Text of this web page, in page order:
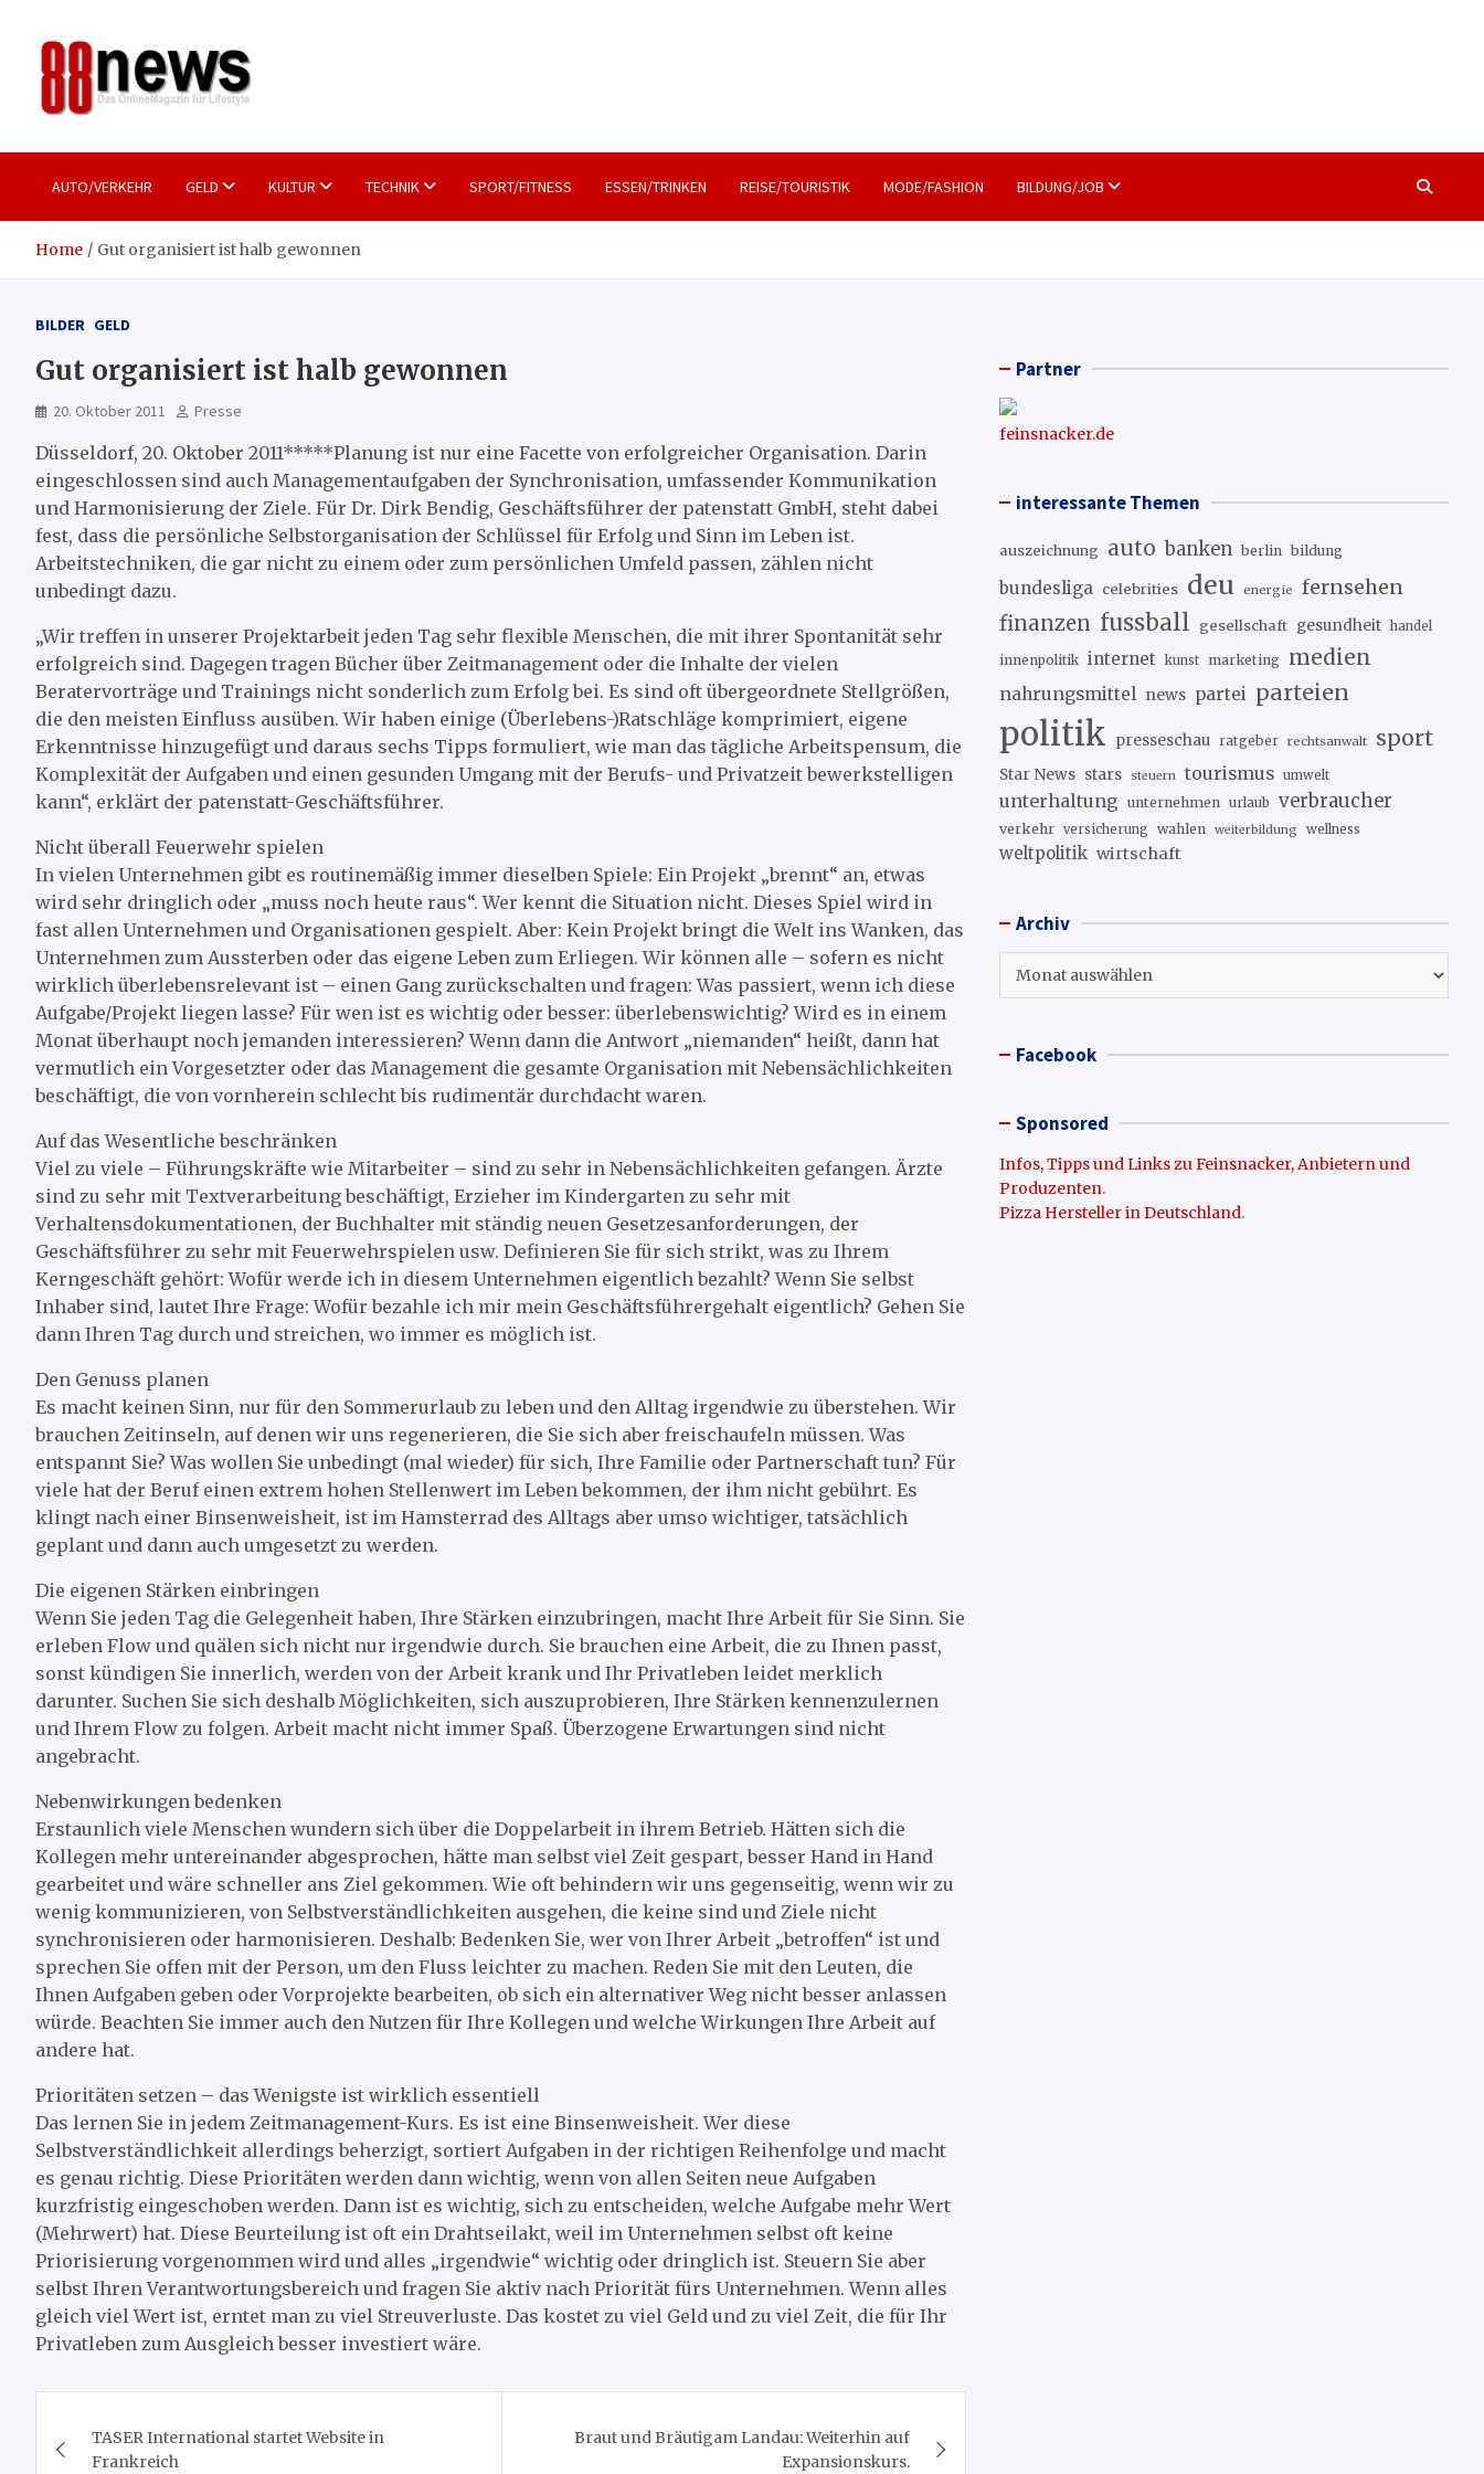
AUTO/VERKEHR GELD KULTUR TECHNIK SPORT/FITNESS ESSEN/TRINKEN REISE/TOURISTIK MODE/FASHION BILDUNG/JOB
Home Gut organisiert ist halb gewonnen
BILDER GELD
Gut organisiert ist halb gewonnen
20. Oktober 2011 Presse
Düsseldorf, 20. Oktober 2011*****Planung ist nur eine Facette von erfolgreicher Organisation. Darin
eingeschlossen sind auch Managementaufgaben der Synchronisation, umfassender Kommunikation
und Harmonisierung der Ziele. Für Dr. Dirk Bendig, Geschäftsführer der patenstatt GmbH, steht dabei
fest, dass die persönliche Selbstorganisation der Schlüssel für Erfolg und Sinn im Leben ist.
Arbeitstechniken, die gar nicht zu einem oder zum persönlichen Umfeld passen, zählen nicht
unbedingt dazu.
„Wir treffen in unserer Projektarbeit jeden Tag sehr flexible Menschen, die mit ihrer Spontanität sehr
erfolgreich sind. Dagegen tragen Bücher über Zeitmanagement oder die Inhalte der vielen
Beratervorträge und Trainings nicht sonderlich zum Erfolg bei. Es sind oft übergeordnete Stellgrößen,
die den meisten Einfluss ausüben. Wir haben einige (Überlebens-)Ratschläge komprimiert, eigene
Erkenntnisse hinzugefügt und daraus sechs Tipps formuliert, wie man das tägliche Arbeitspensum, die
Komplexität der Aufgaben und einen gesunden Umgang mit der Berufs- und Privatzeit bewerkstelligen
kann“, erklärt der patenstatt-Geschäftsführer.
Nicht überall Feuerwehr spielen
In vielen Unternehmen gibt es routinemäßig immer dieselben Spiele: Ein Projekt „brennt“ an, etwas
wird sehr dringlich oder „muss noch heute raus“. Wer kennt die Situation nicht. Dieses Spiel wird in
fast allen Unternehmen und Organisationen gespielt. Aber: Kein Projekt bringt die Welt ins Wanken, das
Unternehmen zum Aussterben oder das eigene Leben zum Erliegen. Wir können alle – sofern es nicht
wirklich überlebensrelevant ist – einen Gang zurückschalten und fragen: Was passiert, wenn ich diese
Aufgabe/Projekt liegen lasse? Für wen ist es wichtig oder besser: überlebenswichtig? Wird es in einem
Monat überhaupt noch jemanden interessieren? Wenn dann die Antwort „niemanden“ heißt, dann hat
vermutlich ein Vorgesetzter oder das Management die gesamte Organisation mit Nebensächlichkeiten
beschäftigt, die von vornherein schlecht bis rudimentär durchdacht waren.
Auf das Wesentliche beschränken
Viel zu viele – Führungskräfte wie Mitarbeiter – sind zu sehr in Nebensächlichkeiten gefangen. Ärzte
sind zu sehr mit Textverarbeitung beschäftigt, Erzieher im Kindergarten zu sehr mit
Verhaltensdokumentationen, der Buchhalter mit ständig neuen Gesetzesanforderungen, der
Geschäftsführer zu sehr mit Feuerwehrspielen usw. Definieren Sie für sich strikt, was zu Ihrem
Kerngeschäft gehört: Wofür werde ich in diesem Unternehmen eigentlich bezahlt? Wenn Sie selbst
Inhaber sind, lautet Ihre Frage: Wofür bezahle ich mir mein Geschäftsführergehalt eigentlich? Gehen Sie
dann Ihren Tag durch und streichen, wo immer es möglich ist.
Den Genuss planen
Es macht keinen Sinn, nur für den Sommerurlaub zu leben und den Alltag irgendwie zu überstehen. Wir
brauchen Zeitinseln, auf denen wir uns regenerieren, die Sie sich aber freischaufeln müssen. Was
entspannt Sie? Was wollen Sie unbedingt (mal wieder) für sich, Ihre Familie oder Partnerschaft tun? Für
viele hat der Beruf einen extrem hohen Stellenwert im Leben bekommen, der ihm nicht gebührt. Es
klingt nach einer Binsenweisheit, ist im Hamsterrad des Alltags aber umso wichtiger, tatsächlich
geplant und dann auch umgesetzt zu werden.
Die eigenen Stärken einbringen
Wenn Sie jeden Tag die Gelegenheit haben, Ihre Stärken einzubringen, macht Ihre Arbeit für Sie Sinn. Sie
erleben Flow und quälen sich nicht nur irgendwie durch. Sie brauchen eine Arbeit, die zu Ihnen passt,
sonst kündigen Sie innerlich, werden von der Arbeit krank und Ihr Privatleben leidet merklich
darunter. Suchen Sie sich deshalb Möglichkeiten, sich auszuprobieren, Ihre Stärken kennenzulernen
und Ihrem Flow zu folgen. Arbeit macht nicht immer Spaß. Überzogene Erwartungen sind nicht
angebracht.
Nebenwirkungen bedenken
Erstaunlich viele Menschen wundern sich über die Doppelarbeit in ihrem Betrieb. Hätten sich die
Kollegen mehr untereinander abgesprochen, hätte man selbst viel Zeit gespart, besser Hand in Hand
gearbeitet und wäre schneller ans Ziel gekommen. Wie oft behindern wir uns gegenseitig, wenn wir zu
wenig kommunizieren, von Selbstverständlichkeiten ausgehen, die keine sind und Ziele nicht
synchronisieren oder harmonisieren. Deshalb: Bedenken Sie, wer von Ihrer Arbeit „betroffen“ ist und
sprechen Sie offen mit der Person, um den Fluss leichter zu machen. Reden Sie mit den Leuten, die
Ihnen Aufgaben geben oder Vorprojekte bearbeiten, ob sich ein alternativer Weg nicht besser anlassen
würde. Beachten Sie immer auch den Nutzen für Ihre Kollegen und welche Wirkungen Ihre Arbeit auf
andere hat.
Prioritäten setzen – das Wenigste ist wirklich essentiell
Das lernen Sie in jedem Zeitmanagement-Kurs. Es ist eine Binsenweisheit. Wer diese
Selbstverständlichkeit allerdings beherzigt, sortiert Aufgaben in der richtigen Reihenfolge und macht
es genau richtig. Diese Prioritäten werden dann wichtig, wenn von allen Seiten neue Aufgaben
kurzfristig eingeschoben werden. Dann ist es wichtig, sich zu entscheiden, welche Aufgabe mehr Wert
(Mehrwert) hat. Diese Beurteilung ist oft ein Drahtseilakt, weil im Unternehmen selbst oft keine
Priorisierung vorgenommen wird und alles „irgendwie“ wichtig oder dringlich ist. Steuern Sie aber
selbst Ihren Verantwortungsbereich und fragen Sie aktiv nach Priorität fürs Unternehmen. Wenn alles
gleich viel Wert ist, erntet man zu viel Streuverluste. Das kostet zu viel Geld und zu viel Zeit, die für Ihr
Privatleben zum Ausgleich besser investiert wäre.
TASER International startet Website in
Frankreich
Braut und Bräutigam Landau: Weiterhin auf
Expansionskurs.
Partner
feinsnacker.de
interessante Themen
auszeichnung auto banken berlin bildung
bundesliga celebrities deu energie
fernsehen
finanzen fussball gesellschaft gesundheit handel
innenpolitik internet kunst marketing medien
nahrungsmittel news partei parteien
politik presseschau ratgeber rechtsanwalt sport
Star News stars steuern tourismus umwelt
unterhaltung unternehmen urlaub verbraucher
verkehr versicherung wahlen weiterbildung wellness
weltpolitik wirtschaft
Archiv
Facebook
Sponsored
Infos, Tipps und Links zu Feinsnacker, Anbietern und
Produzenten.
Pizza Hersteller in Deutschland.